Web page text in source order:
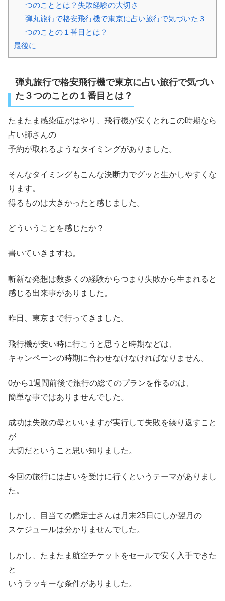
つのこととは？失敗経験の大切さ
弾丸旅行で格安飛行機で東京に占い旅行で気づいた３
つのことの１番目とは？
最後に
弾丸旅行で格安飛行機で東京に占い旅行で気づい
た３つのことの１番目とは？
たまたま感染症がはやり、飛行機が安くとれこの時期なら
占い師さんの
予約が取れるようなタイミングがありました。
そんなタイミングもこんな決断力でグッと生かしやすくな
ります。
得るものは大きかったと感じました。
どういうことを感じたか？
書いていきますね。
斬新な発想は数多くの経験からつまり失敗から生まれると
感じる出来事がありました。
昨日、東京まで行ってきました。
飛行機が安い時に行こうと思うと時期などは、
キャンペーンの時期に合わせなけなければなりません。
0から1週間前後で旅行の総てのプランを作るのは、
簡単な事ではありませんでした。
成功は失敗の母といいますが実行して失敗を繰り返すこと
が
大切だということ思い知りました。
今回の旅行には占いを受けに行くというテーマがありまし
た。
しかし、目当ての鑑定士さんは月末25日にしか翌月の
スケジュールは分かりませんでした。
しかし、たまたま航空チケットをセールで安く入手できた
と
いうラッキーな条件がありました。